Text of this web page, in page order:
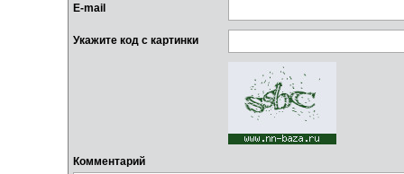
E-mail
Укажите код с картинки
Комментарий